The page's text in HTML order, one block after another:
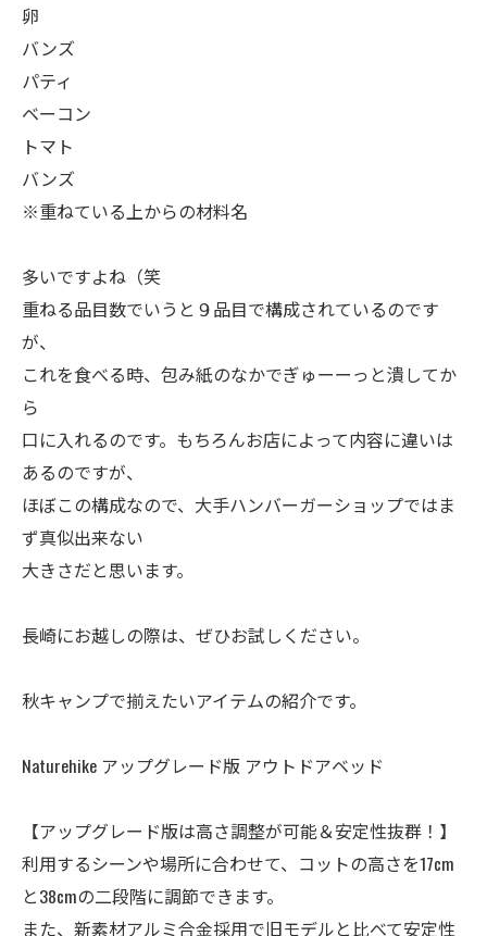
卵
バンズ
パティ
ベーコン
トマト
バンズ
※重ねている上からの材料名
多いですよね（笑
重ねる品目数でいうと９品目で構成されているのです
が、
これを食べる時、包み紙のなかでぎゅーーっと潰してか
ら
口に入れるのです。もちろんお店によって内容に違いは
あるのですが、
ほぼこの構成なので、大手ハンバーガーショップではま
ず真似出来ない
大きさだと思います。
長崎にお越しの際は、ぜひお試しください。
秋キャンプで揃えたいアイテムの紹介です。
Naturehike アップグレード版 アウトドアベッド
【アップグレード版は高さ調整が可能＆安定性抜群！】
利用するシーンや場所に合わせて、コットの高さを17cm
と38cmの二段階に調節できます。
また、新素材アルミ合金採用で旧モデルと比べて安定性